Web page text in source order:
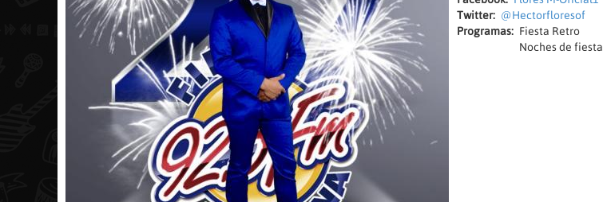
Twitter: @Hectorfloresof
Programas: Fiesta Retro
Noches de fiesta